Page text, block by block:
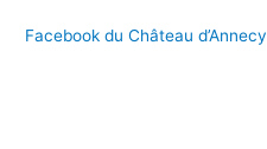
Facebook du Château d’Annecy